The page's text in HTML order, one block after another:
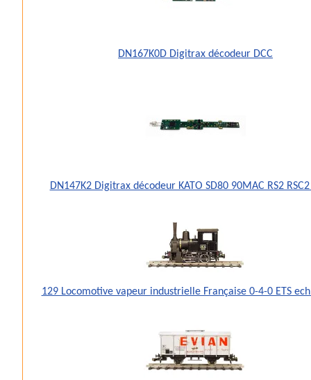
DN167K0D Digitrax décodeur DCC
DN147K2 Digitrax décodeur KATO SD80 90MAC RS2 RSC2
129 Locomotive vapeur industrielle Française 0-4-0 ETS